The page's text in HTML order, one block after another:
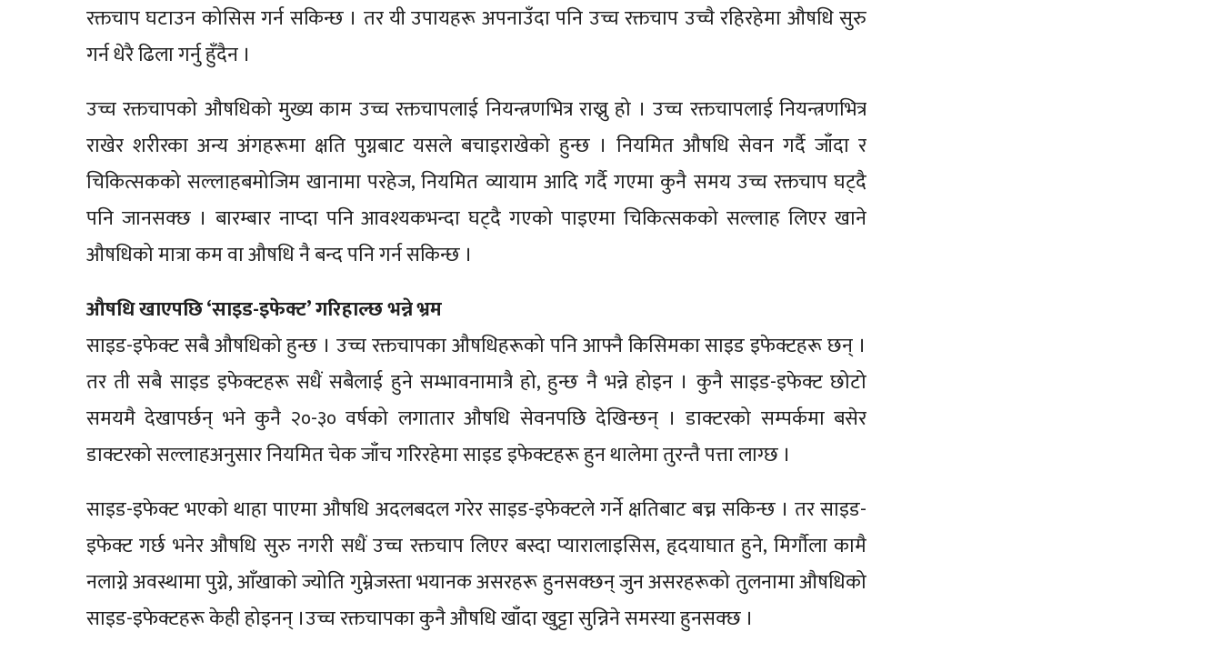
रक्तचाप घटाउन कोसिस गर्न सकिन्छ । तर यी उपायहरू अपनाउँदा पनि उच्च रक्तचाप उच्चै रहिरहेमा औषधि सुरु
गर्न धेरै ढिला गर्नु हुँदैन ।
उच्च रक्तचापको औषधिको मुख्य काम उच्च रक्तचापलाई नियन्त्रणभित्र राख्नु हो । उच्च रक्तचापलाई नियन्त्रणभित्र
राखेर शरीरका अन्य अंगहरूमा क्षति पुग्नबाट यसले बचाइराखेको हुन्छ । नियमित औषधि सेवन गर्दै जाँदा र
चिकित्सकको सल्लाहबमोजिम खानामा परहेज, नियमित व्यायाम आदि गर्दै गएमा कुनै समय उच्च रक्तचाप घट्दै
पनि जानसक्छ । बारम्बार नाप्दा पनि आवश्यकभन्दा घट्दै गएको पाइएमा चिकित्सकको सल्लाह लिएर खाने
औषधिको मात्रा कम वा औषधि नै बन्द पनि गर्न सकिन्छ ।
औषधि खाएपछि ‘साइड-इफेक्ट’ गरिहाल्छ भन्ने भ्रम
साइड-इफेक्ट सबै औषधिको हुन्छ । उच्च रक्तचापका औषधिहरूको पनि आफ्नै किसिमका साइड इफेक्टहरू छन् ।
तर ती सबै साइड इफेक्टहरू सधैं सबैलाई हुने सम्भावनामात्रै हो, हुन्छ नै भन्ने होइन । कुनै साइड-इफेक्ट छोटो
समयमै देखापर्छन् भने कुनै २०-३० वर्षको लगातार औषधि सेवनपछि देखिन्छन् । डाक्टरको सम्पर्कमा बसेर
डाक्टरको सल्लाहअनुसार नियमित चेक जाँच गरिरहेमा साइड इफेक्टहरू हुन थालेमा तुरन्तै पत्ता लाग्छ ।
साइड-इफेक्ट भएको थाहा पाएमा औषधि अदलबदल गरेर साइड-इफेक्टले गर्ने क्षतिबाट बच्न सकिन्छ । तर साइड-
इफेक्ट गर्छ भनेर औषधि सुरु नगरी सधैं उच्च रक्तचाप लिएर बस्दा प्यारालाइसिस, हृदयाघात हुने, मिर्गाैला कामै
नलाग्ने अवस्थामा पुग्ने, आँखाको ज्योति गुम्नेजस्ता भयानक असरहरू हुनसक्छन् जुन असरहरूको तुलनामा औषधिको
साइड-इफेक्टहरू केही होइनन् ।उच्च रक्तचापका कुनै औषधि खाँदा खुट्टा सुन्निने समस्या हुनसक्छ ।